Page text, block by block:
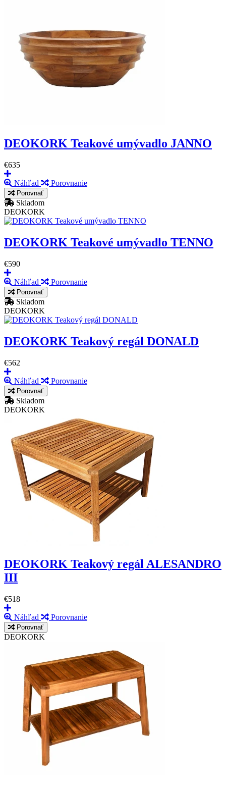
DEOKORK Teakové umývadlo JANNO
€635
Náhľad Porovnanie
Porovnať
Skladom
DEOKORK
DEOKORK Teakové umývadlo TENNO
€590
Náhľad Porovnanie
Porovnať
Skladom
DEOKORK
DEOKORK Teakový regál DONALD
€562
Náhľad Porovnanie
Porovnať
Skladom
DEOKORK
DEOKORK Teakový regál ALESANDRO
III
€518
Náhľad Porovnanie
Porovnať
DEOKORK